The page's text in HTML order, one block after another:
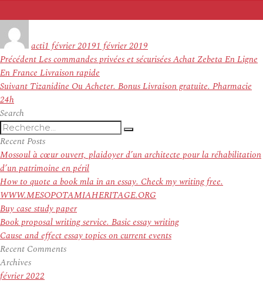
actile
1 février 20191 février 2019
Navigation
de
l’article
PrécédentArticle
précédent :
Les commandes privées et sécurisées Achat Zebeta En Ligne
En France Livraison rapide
Suivant Article
Tizanidine Ou Acheter. Bonus Livraison gratuite. Pharmacie
24h
Search
Recherche
pour
:
Recherche
Recent Posts
Mossoul à cœur ouvert, plaidoyer d’un architecte pour la réhabilitation
d’un patrimoine en péril
How to quote a book mla in an essay. Check my writing free.
WWW.MESOPOTAMIAHERITAGE.ORG
Buy case study paper
Book proposal writing service. Basic essay writing
Cause and effect essay topics on current events
Recent Comments
Archives
février 2022